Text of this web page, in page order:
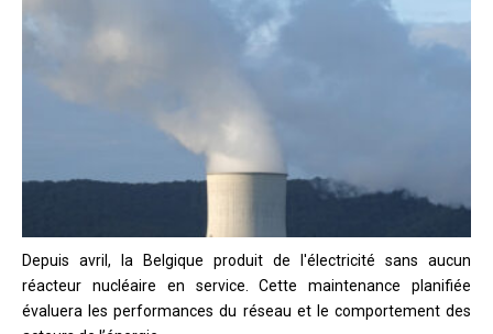
Depuis avril, la Belgique produit de l'électricité sans aucun
réacteur nucléaire en service. Cette maintenance planifiée
évaluera les performances du réseau et le comportement des